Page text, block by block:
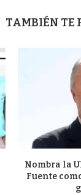
TAMBIÉN TE
Nombra la
Fuente